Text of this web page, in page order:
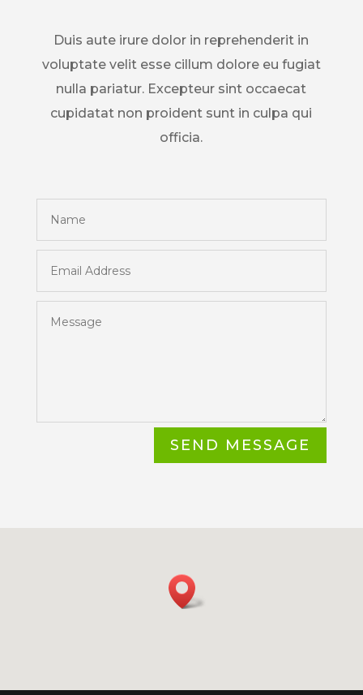
Duis aute irure dolor in reprehenderit in
voluptate velit esse cillum dolore eu fugiat
nulla pariatur. Excepteur sint occaecat
cupidatat non proident sunt in culpa qui
officia.
SEND MESSAGE